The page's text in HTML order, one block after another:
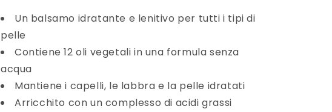
Un balsamo idratante e lenitivo per tutti i tipi di
pelle
Contiene 12 oli vegetali in una formula senza
acqua
Mantiene i capelli, le labbra e la pelle idratati
Arricchito con un complesso di acidi grassi